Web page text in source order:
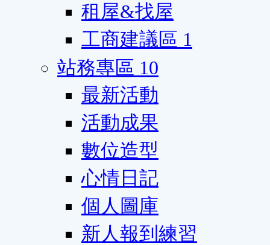
租屋&找屋
工商建議區 1
站務專區 10
最新活動
活動成果
數位造型
心情日記
個人圖庫
新人報到練習